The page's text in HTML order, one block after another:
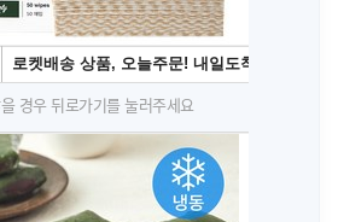
경우 뒤로가기를 눌러주세요